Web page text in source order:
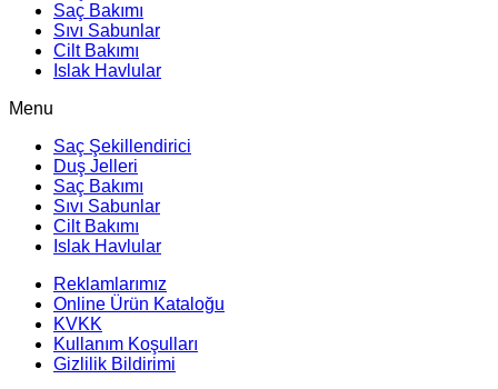
Saç Bakımı
Sıvı Sabunlar
Cilt Bakımı
Islak Havlular
Menu
Saç Şekillendirici
Duş Jelleri
Saç Bakımı
Sıvı Sabunlar
Cilt Bakımı
Islak Havlular
Reklamlarımız
Online Ürün Kataloğu
KVKK
Kullanım Koşulları
Gizlilik Bildirimi